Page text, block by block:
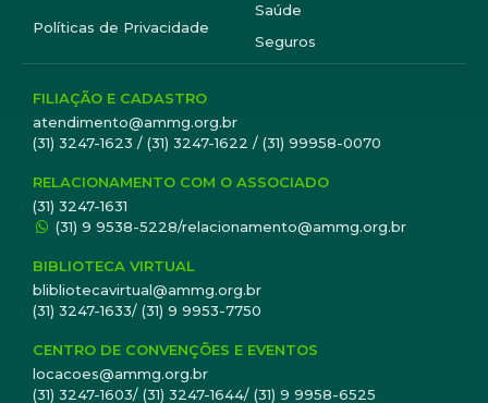
Políticas de Privacidade
Saúde
Seguros
FILIAÇÃO E CADASTRO
atendimento@ammg.org.br
(31) 3247-1623 / (31) 3247-1622 / (31) 99958-0070
RELACIONAMENTO COM O ASSOCIADO
(31) 3247-1631
(31) 9 9538-5228/relacionamento@ammg.org.br
BIBLIOTECA VIRTUAL
blibliotecavirtual@ammg.org.br
(31) 3247-1633/ (31) 9 9953-7750
CENTRO DE CONVENÇÕES E EVENTOS
locacoes@ammg.org.br
(31) 3247-1603/ (31) 3247-1644/ (31) 9 9958-6525